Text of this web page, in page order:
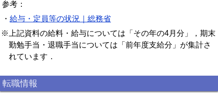
参考：
・ 給与・定員等の状況｜総務省
※上記資料の給料・給与については「その年の4月分」，期末
勤勉手当・退職手当については「前年度支給分」が集計さ
れています．
転職情報